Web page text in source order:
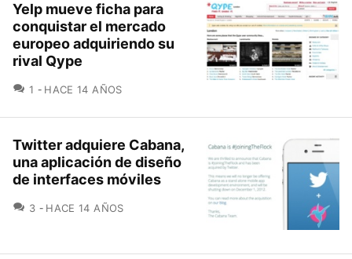
Yelp mueve ficha para
conquistar el mercado
europeo adquiriendo su
rival Qype
1 COMENTARIOS
HACE 14 AÑOS
Twitter adquiere Cabana,
una aplicación de diseño
de interfaces móviles
3 COMENTARIOS
HACE 14 AÑOS